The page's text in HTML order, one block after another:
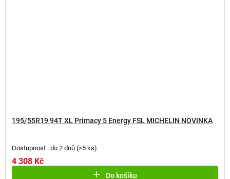
195/55R19 94T XL Primacy 5 Energy FSL MICHELIN NOVINKA
Dostupnost : do 2 dnů (>5 ks)
4 308 Kč
Do košíku